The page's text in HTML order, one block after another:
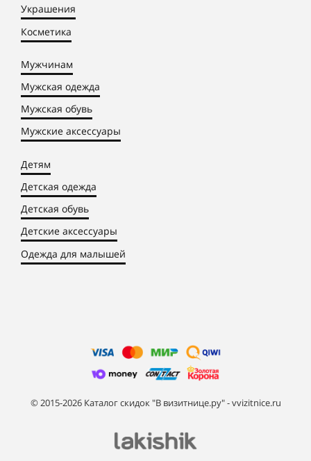
Украшения
Косметика
Мужчинам
Мужская одежда
Мужская обувь
Мужские аксессуары
Детям
Детская одежда
Детская обувь
Детские аксессуары
Одежда для малышей
© 2015-2026 Каталог скидок "В визитнице.ру" - vvizitnice.ru